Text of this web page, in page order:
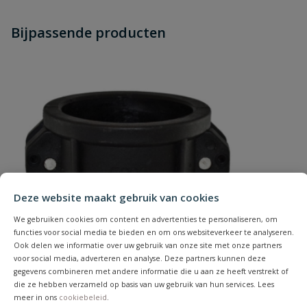
Deze website maakt gebruik van cookies
We gebruiken cookies om content en advertenties te personaliseren, om
functies voor social media te bieden en om ons websiteverkeer te analyseren.
Ook delen we informatie over uw gebruik van onze site met onze partners
voor social media, adverteren en analyse. Deze partners kunnen deze
gegevens combineren met andere informatie die u aan ze heeft verstrekt of
die ze hebben verzameld op basis van uw gebruik van hun services. Lees
meer in ons cookiebeleid.
dit product?
Schrijf zelf een beoordeling
Uw waardering:
Naam
Samenvatting
Bijpassende producten